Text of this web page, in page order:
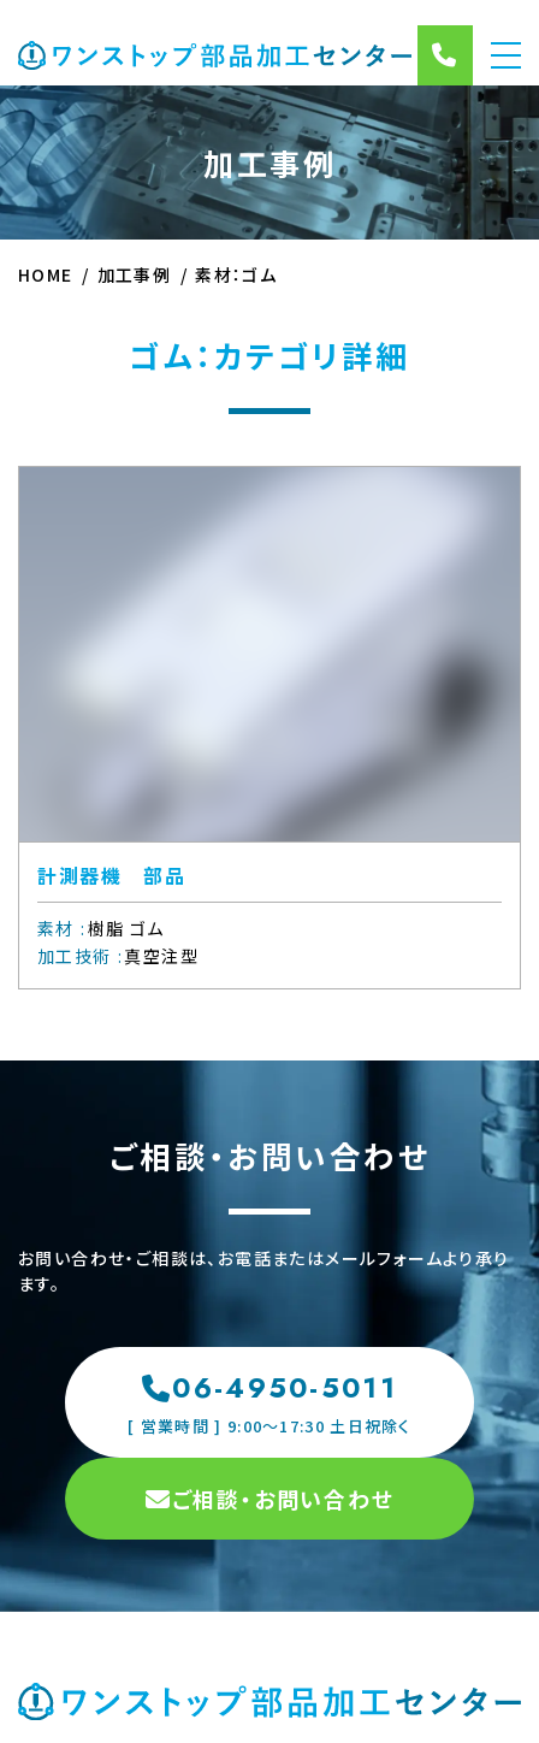
加工事例
HOME 加工事例 素材：ゴム
ゴム：カテゴリ詳細
計測器機 部品
素材 : 樹脂 ゴム
加工技術 :真空注型
ご相談・お問い合わせ
お問い合わせ・ご相談は、お電話またはメールフォームより承り
ます。
06-4950-5011
[ 営業時間 ] 9:00〜17:30 土日祝除く
ご相談・お問い合わせ